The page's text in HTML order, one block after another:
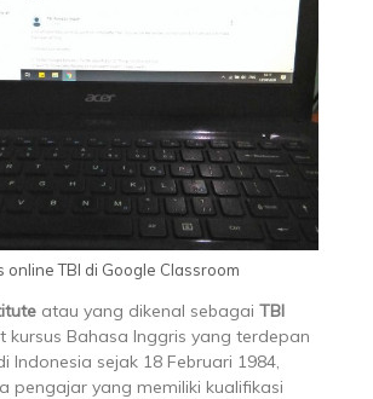
online TBI di Google Classroom
atau yang dikenal sebagai TBI
kursus Bahasa Inggris yang terdepan
Indonesia sejak 18 Februari 1984,
pengajar yang memiliki kualifikasi